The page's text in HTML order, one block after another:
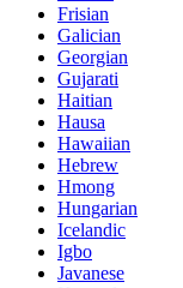
Frisian
Galician
Georgian
Gujarati
Haitian
Hausa
Hawaiian
Hebrew
Hmong
Hungarian
Icelandic
Igbo
Javanese